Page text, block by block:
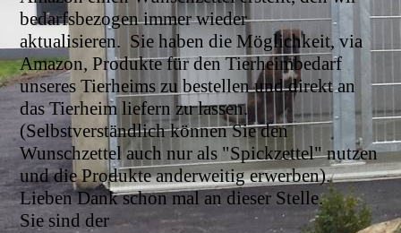
bedarfsbezogen immer wieder
aktualisieren. Sie haben die Möglichkeit, via
Amazon, Produkte für den Tierheimbedarf
unseres Tierheims zu bestellen und direkt an
das Tierheim liefern zu lassen.
(Selbstverständlich können Sie den
Wunschzettel auch nur als "Spickzettel" nutzen
und die Produkte anderweitig erwerben).
Lieben Dank schon mal an dieser Stelle.
Sie sind der